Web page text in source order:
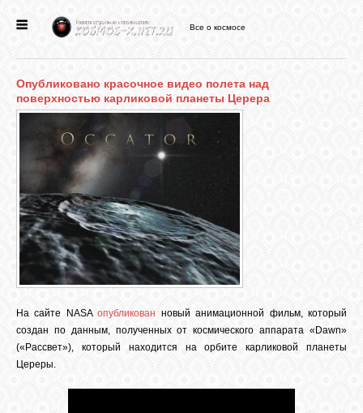
СТАТЬИ
ФАЙЛЫ
ФОТО
Все о космосе
Опубликовано красочное видео полета над
поверхностью карликовой планеты Церера
На сайте NASAопубликован новый анимационной фильм, который
создан по данным, полученных от космического аппарата «Dawn»
(«Рассвет»), который находится на орбите карликовой планеты
Цереры.